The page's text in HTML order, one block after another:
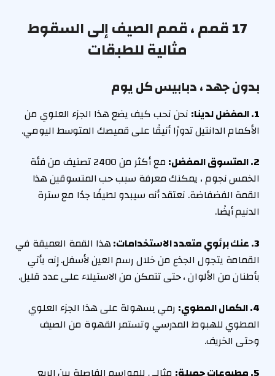
17 قمم ، قمم الصيف إلى السقوط
مثالية للطبقات
بدون جهد ، دبابيس كل يوم
1. المفضل لدينا:
نحن نحب كيف يضع هذا الجزء العلوي من
الأكمام الدانتيل تدورًا أنيقًا على قميصك المتوسط اليومي.
2. المتسوق المفضل:
مع أكثر من 2400 تصنيف من فئة
الخمس نجوم ، يمكنك معرفة سبب حب المتسوقين هذا
القمة الفضفاضة. نعتقد أنه سيبدو لطيفًا جدًا مع سترة
الدنيم أيضًا.
3. عنك برئوي متعدد الاستخدامات:
هذا القمة العميقة في
القمامة يتجول الجذع من خلال رسم العين لأسفل. إنه يأتي
بأطنان من الألوان ، حتى تتمكن من الاستيلاء على عدد قليل.
4. الكمال المطوي:
رمي بسهولة على هذا الجزء العلوي
المطوي للهبوط المدرسي وتستمر القهوة من الصيف
وحتى الخريف.